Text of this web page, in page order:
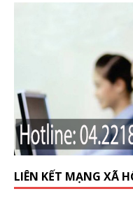
LIÊN KẾT MẠNG XÃ